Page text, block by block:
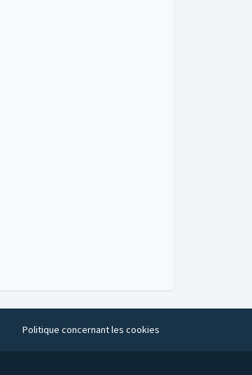
Politique concernant les cookies